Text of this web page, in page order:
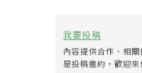
我要投稿
內容提供合作、相